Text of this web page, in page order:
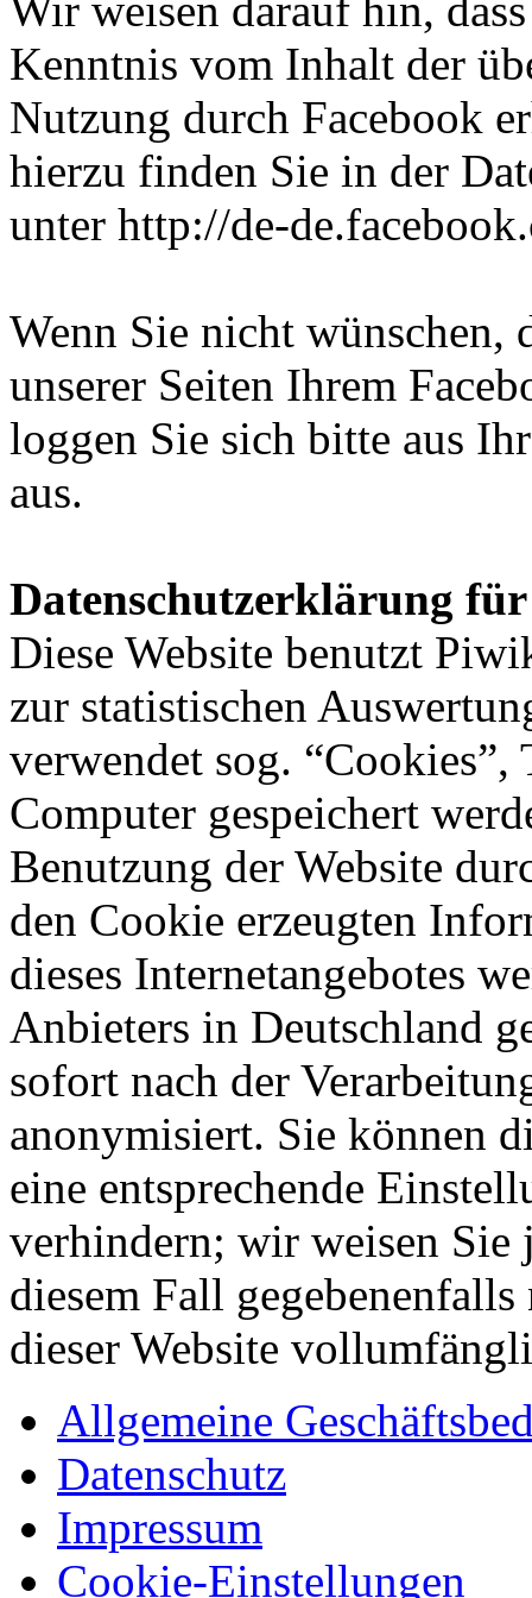
Wir weisen darauf hin,
Kenntnis vom Inhalt der
Nutzung durch Facebook
hierzu finden Sie in der
unter http://de-
Wenn Sie nicht wünschen,
unserer Seiten Ihrem
loggen Sie sich bitte aus
aus.
Datenschutzerklärung
Diese Website benutzt
zur statistischen
verwendet sog.
Computer gespeichert
Benutzung der Website
den Cookie erzeugten
dieses Internetangebotes
Anbieters in Deutschland
sofort nach der
anonymisiert. Sie können
eine entsprechende
verhindern; wir weisen Sie
diesem Fall
dieser Website
Allgemeine
Datenschutz
Impressum
Cookie-Einstellungen